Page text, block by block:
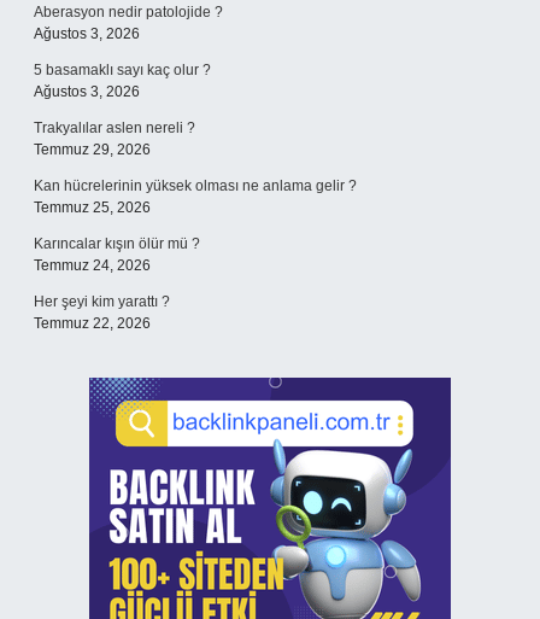
Aberasyon nedir patolojide ?
Ağustos 3, 2026
5 basamaklı sayı kaç olur ?
Ağustos 3, 2026
Trakyalılar aslen nereli ?
Temmuz 29, 2026
Kan hücrelerinin yüksek olması ne anlama gelir ?
Temmuz 25, 2026
Karıncalar kışın ölür mü ?
Temmuz 24, 2026
Her şeyi kim yarattı ?
Temmuz 22, 2026